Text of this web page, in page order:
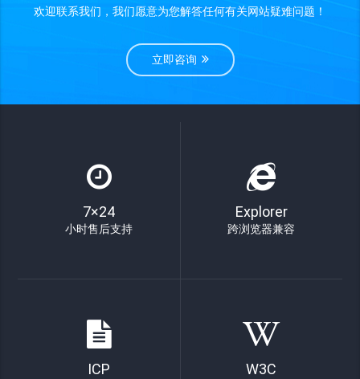
欢迎联系我们，我们愿意为您解答任何有关网站疑难问题！
立即咨询
7×24
小时售后支持
Explorer
跨浏览器兼容
ICP W3C